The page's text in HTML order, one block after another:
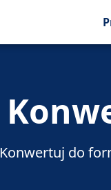
Konwertuj do